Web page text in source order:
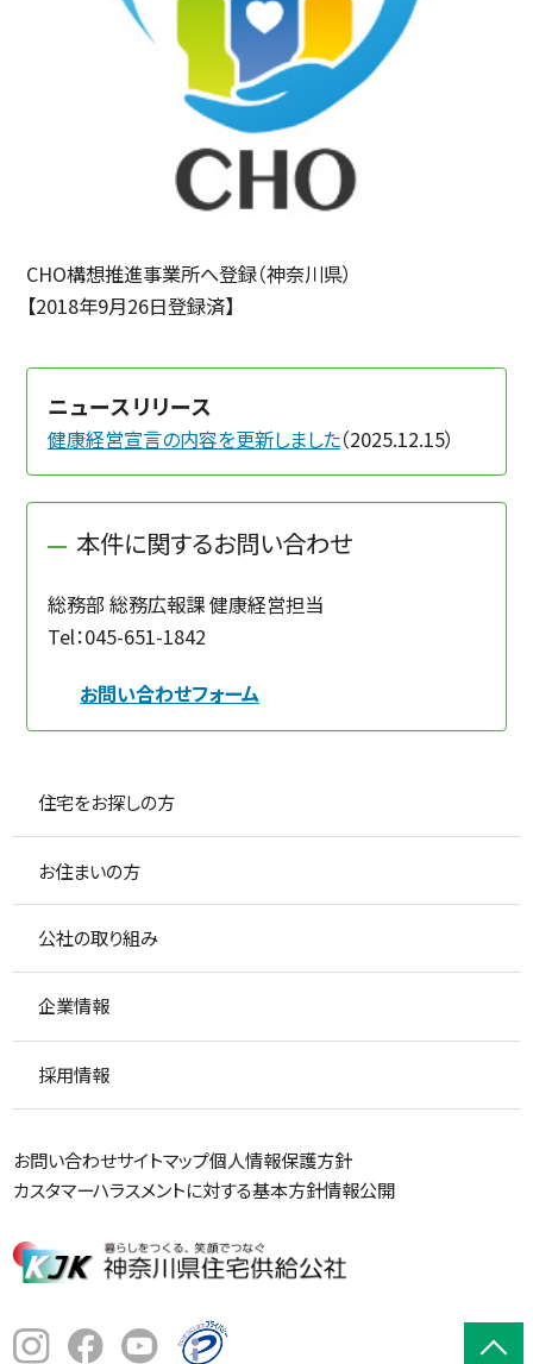
CHO構想推進事業所へ登録（神奈川県）
【2018年9月26日登録済】
ニュースリリース
健康経営宣言の内容を更新しました（2025.12.15）
本件に関するお問い合わせ
総務部 総務広報課 健康経営担当
Tel：045-651-1842
お問い合わせフォーム
住宅をお探しの方
お住まいの方
公社の取り組み
企業情報
採用情報
お問い合わせサイトマップ個人情報保護方針
カスタマーハラスメントに対する基本方針情報公開